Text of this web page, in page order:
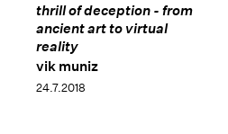
thrill of deception - from
ancient art to virtual
reality
vik muniz
24.7.2018